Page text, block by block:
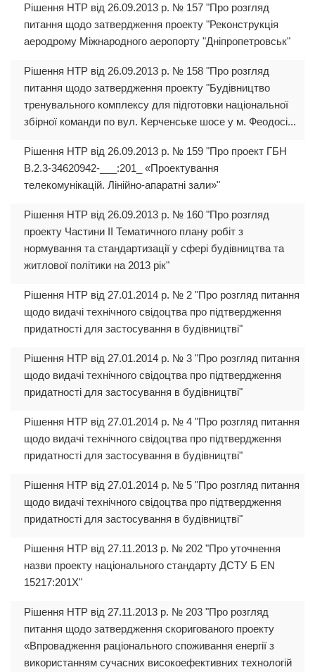
Рішення НТР від 26.09.2013 р. № 157 "Про розгляд
питання щодо затвердження проекту "Реконструкція
аеродрому Міжнародного аеропорту "Дніпропетровськ"
Рішення НТР від 26.09.2013 р. № 158 "Про розгляд
питання щодо затвердження проекту "Будівництво
тренувального комплексу для підготовки національної
збірної команди по вул. Керченське шосе у м. Феодосі...
Рішення НТР від 26.09.2013 р. № 159 "Про проект ГБН
В.2.3-34620942-___:201_ «Проектування
телекомунікацій. Лінійно-апаратні зали»"
Рішення НТР від 26.09.2013 р. № 160 "Про розгляд
проекту Частини ІІ Тематичного плану робіт з
нормування та стандартизації у сфері будівництва та
житлової політики на 2013 рік"
Рішення НТР від 27.01.2014 р. № 2 "Про розгляд питання
щодо видачі технічного свідоцтва про підтвердження
придатності для застосування в будівництві"
Рішення НТР від 27.01.2014 р. № 3 "Про розгляд питання
щодо видачі технічного свідоцтва про підтвердження
придатності для застосування в будівництві"
Рішення НТР від 27.01.2014 р. № 4 "Про розгляд питання
щодо видачі технічного свідоцтва про підтвердження
придатності для застосування в будівництві"
Рішення НТР від 27.01.2014 р. № 5 "Про розгляд питання
щодо видачі технічного свідоцтва про підтвердження
придатності для застосування в будівництві"
Рішення НТР від 27.11.2013 р. № 202 "Про уточнення
назви проекту національного стандарту ДСТУ Б EN
15217:201Х"
Рішення НТР від 27.11.2013 р. № 203 "Про розгляд
питання щодо затвердження скоригованого проекту
«Впровадження раціонального споживання енергії з
використанням сучасних високоефективних технологій